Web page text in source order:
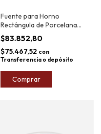
Fuente para Horno
Rectángula de Porcelana
con Base Acacia 30x20cm
$83.852,80
$75.467,52 con
Transferencia o depósito
Comprar